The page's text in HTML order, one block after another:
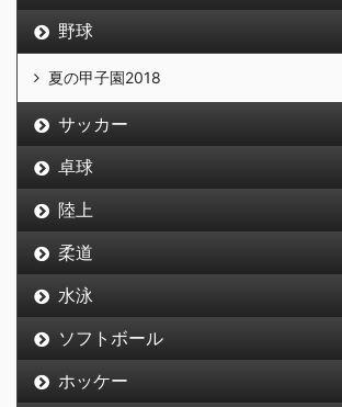
野球
夏の甲子園2018
サッカー
卓球
陸上
柔道
水泳
ソフトボール
ホッケー